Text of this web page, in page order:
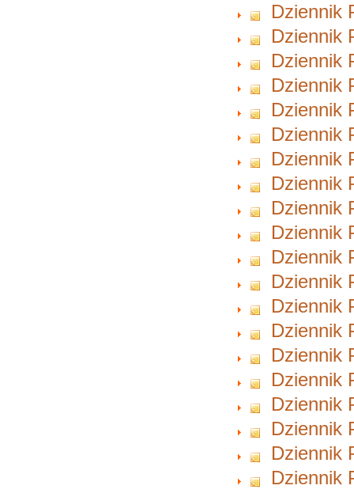
Dziennik
Dziennik
Dziennik
Dziennik
Dziennik
Dziennik
Dziennik
Dziennik
Dziennik
Dziennik
Dziennik
Dziennik
Dziennik
Dziennik
Dziennik
Dziennik
Dziennik
Dziennik
Dziennik
Dziennik